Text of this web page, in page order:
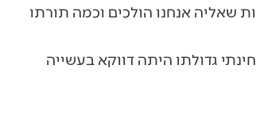
שאליה אנחנו הולכים וכמה תורתו
גדולתו היתה דווקא בעשייה